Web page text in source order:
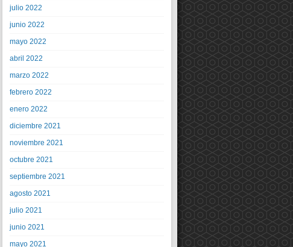
julio 2022
junio 2022
mayo 2022
abril 2022
marzo 2022
febrero 2022
enero 2022
diciembre 2021
noviembre 2021
octubre 2021
septiembre 2021
agosto 2021
julio 2021
junio 2021
mayo 2021